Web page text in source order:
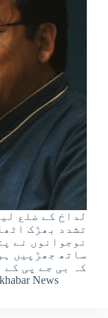
لداخ کے ضلع
تشدد بھڑک
نوجوانوں نے
ساتھ جھڑپیں
کہ بی جے پی
News